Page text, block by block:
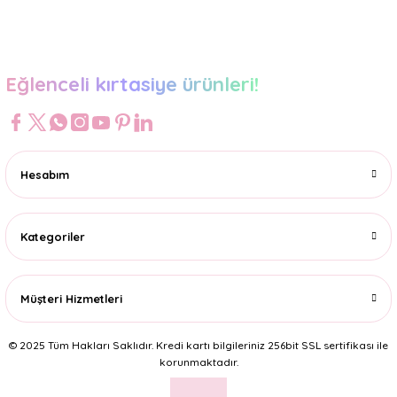
Eğlenceli kırtasiye ürünleri!
Hesabım
Kategoriler
Müşteri Hizmetleri
© 2025 Tüm Hakları Saklıdır. Kredi kartı bilgileriniz 256bit SSL sertifikası ile
korunmaktadır.